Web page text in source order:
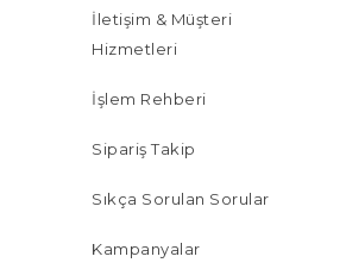
İletişim & Müşteri
Hizmetleri
İşlem Rehberi
Sipariş Takip
Sıkça Sorulan Sorular
Kampanyalar